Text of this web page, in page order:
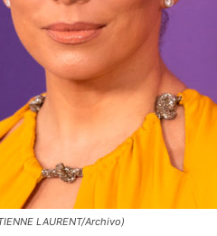
LAURENT/Archivo)